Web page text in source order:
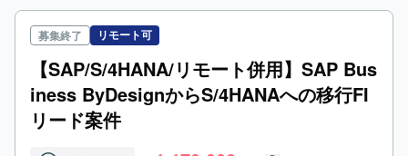
募集終了 リモート可
【SAP/S/4HANA/リモート併用】SAP Bus
iness ByDesignからS/4HANAへの移行FI
リード案件